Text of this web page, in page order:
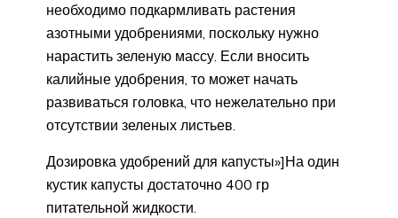
необходимо подкармливать растения
азотными удобрениями, поскольку нужно
нарастить зеленую массу. Если вносить
калийные удобрения, то может начать
развиваться головка, что нежелательно при
отсутствии зеленых листьев.
Дозировка удобрений для капусты»]На один
кустик капусты достаточно 400 гр
питательной жидкости.